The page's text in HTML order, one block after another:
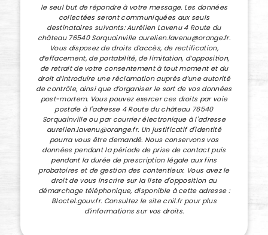
le seul but de répondre à votre message. Les données
collectées seront communiquées aux seuls
destinataires suivants: Aurélien Lavenu 4 Route du
château 76540 Sorquainville aurelien.lavenu@orange.fr.
Vous disposez de droits d’accès, de rectification,
d’effacement, de portabilité, de limitation, d’opposition,
de retrait de votre consentement à tout moment et du
droit d’introduire une réclamation auprès d’une autorité
de contrôle, ainsi que d’organiser le sort de vos données
post-mortem. Vous pouvez exercer ces droits par voie
postale à l'adresse 4 Route du château 76540
Sorquainville ou par courrier électronique à l'adresse
aurelien.lavenu@orange.fr. Un justificatif d'identité
pourra vous être demandé. Nous conservons vos
données pendant la période de prise de contact puis
pendant la durée de prescription légale aux fins
probatoires et de gestion des contentieux. Vous avez le
droit de vous inscrire sur la liste d'opposition au
démarchage téléphonique, disponible à cette adresse :
Bloctel.gouv.fr. Consultez le site cnil.fr pour plus
d’informations sur vos droits.